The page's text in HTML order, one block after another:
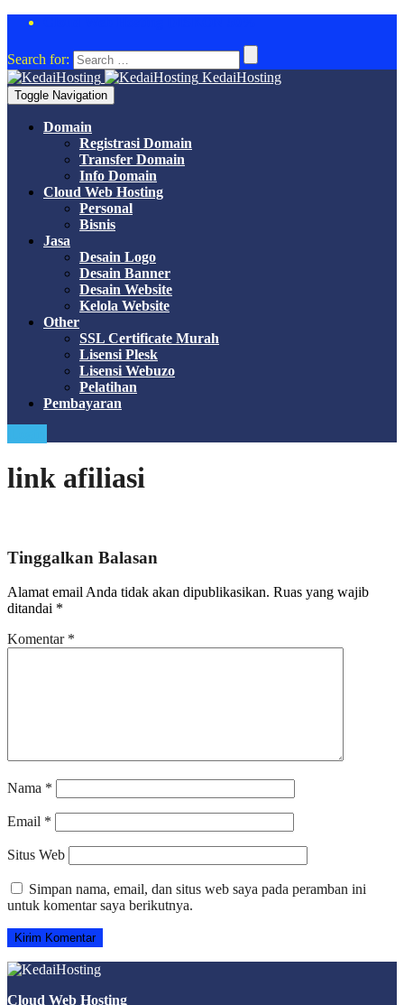
Search for:
KedaiHosting
Toggle Navigation
Domain
Registrasi Domain
Transfer Domain
Info Domain
Cloud Web Hosting
Personal
Bisnis
Jasa
Desain Logo
Desain Banner
Desain Website
Kelola Website
Other
SSL Certificate Murah
Lisensi Plesk
Lisensi Webuzo
Pelatihan
Pembayaran
link afiliasi
Tinggalkan Balasan
Alamat email Anda tidak akan dipublikasikan. Ruas yang wajib
ditandai *
Komentar *
Nama *
Email *
Situs Web
Simpan nama, email, dan situs web saya pada peramban ini
untuk komentar saya berikutnya.
Cloud Web Hosting